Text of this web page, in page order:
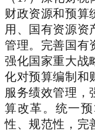
财政资源和预算
用、国有资源资
管理。完善国有
强化国家重大战
化对预算编制和
服务绩效管理，
算改革。统一
性、规范性，完